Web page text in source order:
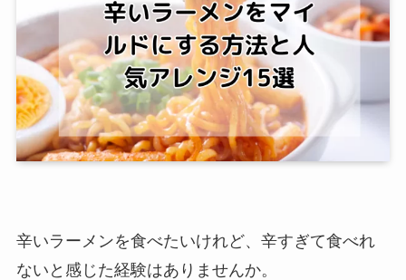
辛いラーメンを食べたいけれど、辛すぎて食べれ
ないと感じた経験はありませんか。